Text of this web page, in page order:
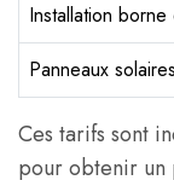
Installation
Panneaux solaires
Ces tarifs sont
pour obtenir un